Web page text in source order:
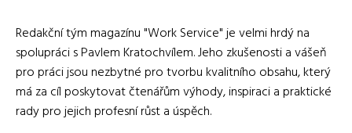
Redakční tým magazínu "Work Service" je velmi hrdý na
spolupráci s Pavlem Kratochvílem. Jeho zkušenosti a vášeň
pro práci jsou nezbytné pro tvorbu kvalitního obsahu, který
má za cíl poskytovat čtenářům výhody, inspiraci a praktické
rady pro jejich profesní růst a úspěch.